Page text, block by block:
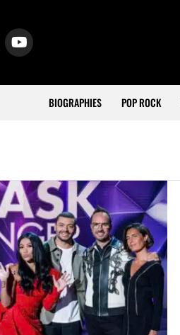
BIOGRAPHIES POP ROCK